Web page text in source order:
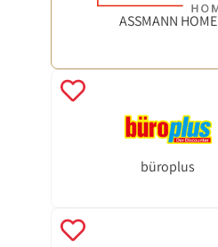
ASSMANN HOME
büroplus